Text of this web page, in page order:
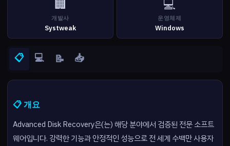
🏢
개발사
Systweak
💻
운영체제
Windows
📋 💻 📝 📥
📋 개요
Advanced Disk Recovery은(는) 해당 분야에서 검증된 전문 소프트
웨어입니다. 강력한 기능과 안정적인 성능으로 전 세계 수백만 사용자